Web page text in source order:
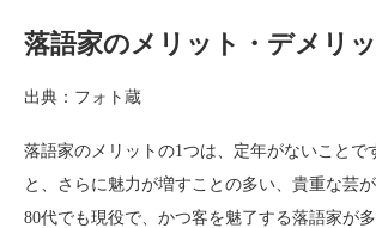
落語家のメリット・デメリ
出典：フォト蔵
落語家のメリットの1つは、定年がないことで
と、さらに魅力が増すことの多い、貴重な芸
80代でも現役で、かつ客を魅了する落語家が